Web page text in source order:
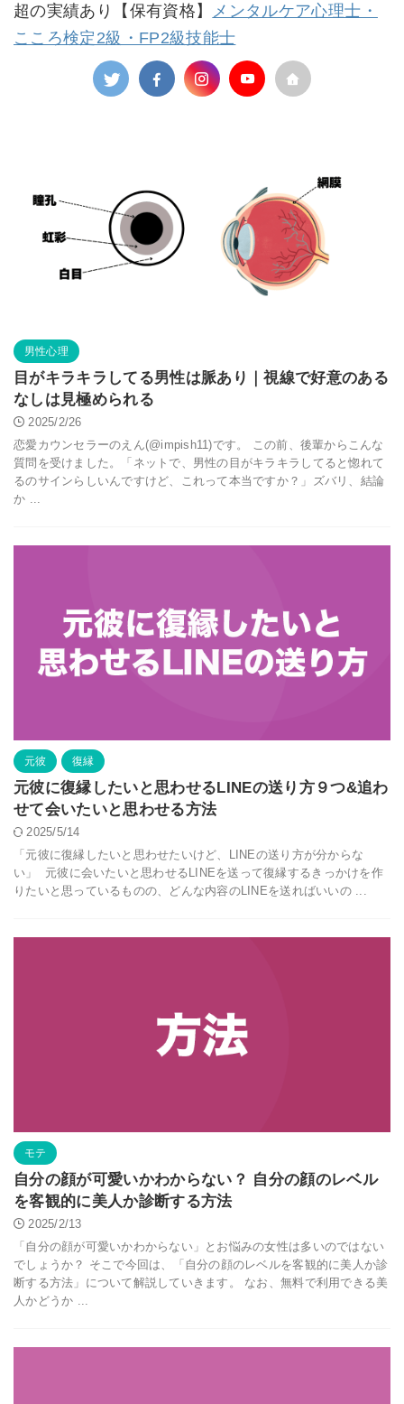
超の実績あり【保有資格】 メンタルケア心理士・
こころ検定2級・FP2級技能士
男性心理
目がキラキラしてる男性は脈あり｜視線で好意のある
なしは見極められる
2025/2/26
恋愛カウンセラーのえん(@impish11)です。 この前、後輩からこんな
質問を受けました。「ネットで、男性の目がキラキラしてると惚れて
るのサインらしいんですけど、これって本当ですか？」ズバリ、結論
か ...
元彼 復縁
元彼に復縁したいと思わせるLINEの送り方９つ&追わ
せて会いたいと思わせる方法
2025/5/14
「元彼に復縁したいと思わせたいけど、LINEの送り方が分からな
い」 元彼に会いたいと思わせるLINEを送って復縁するきっかけを作
りたいと思っているものの、どんな内容のLINEを送ればいいの ...
モテ
自分の顔が可愛いかわからない？ 自分の顔のレベル
を客観的に美人か診断する方法
2025/2/13
「自分の顔が可愛いかわからない」とお悩みの女性は多いのではない
でしょうか？ そこで今回は、「自分の顔のレベルを客観的に美人か診
断する方法」について解説していきます。 なお、無料で利用できる美
人かどうか ...